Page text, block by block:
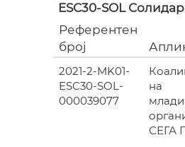
ESC30-SOL
Референтен
број
2021-2-MK01-
ESC30-SOL-
000039077
на
СЕГА